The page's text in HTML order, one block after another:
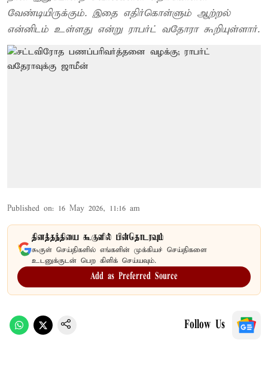
வேண்டியிருக்கும். இதை எதிர்கொள்ளும் ஆற்றல்
என்னிடம் உள்ளது என்று ராபர்ட் வதோரா கூறியுள்ளார்.
Published on: 16 May 2026, 11:16 am
தினத்தந்தியை கூகுளில் பின்தொடரவும்
கூகுள் செய்திகளில் எங்களின் முக்கியச் செய்திகளை
உடனுக்குடன் பெற கிளிக் செய்யவும்.
Add as Preferred Source
Follow Us